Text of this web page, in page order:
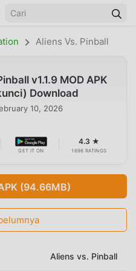
Aliens Vs. Pinball
v1.1.9 MOD APK
Download
10, 2026
GET IT ON
4.3 ★
1698 RATINGS
(94.66MB)
Aliens vs. Pinball